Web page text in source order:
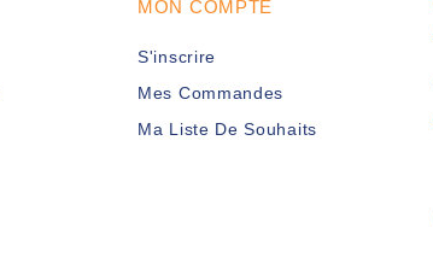
MON COMPTE
S'inscrire
Mes Commandes
Ma Liste De Souhaits